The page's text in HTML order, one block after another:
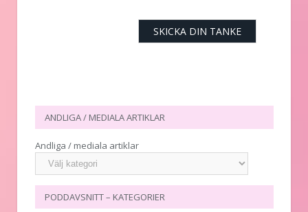
ANDLIGA / MEDIALA ARTIKLAR
Andliga / mediala artiklar
PODDAVSNITT – KATEGORIER